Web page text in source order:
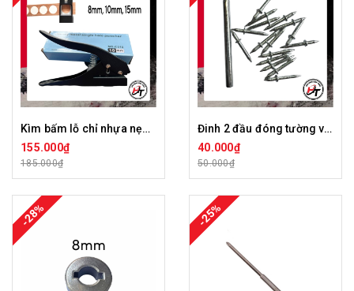
Kìm bấm lỗ chỉ nhựa nẹp pvc che lỗ vít kềm bấm lỗ tròn giấy 8mm 10mm 12mm 15mm Đen dày KBLNCN-D
155.000₫
185.000₫
Đinh 2 đầu đóng tường vít hai đầu nhọn âm gỗ không cần khoan D2D
40.000₫
50.000₫
-28% -25%